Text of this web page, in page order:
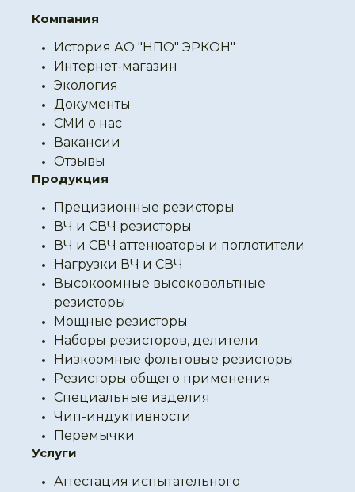
Компания
История АО "НПО" ЭРКОН"
Интернет-магазин
Экология
Документы
СМИ о нас
Вакансии
Отзывы
Продукция
Прецизионные резисторы
ВЧ и СВЧ резисторы
ВЧ и СВЧ аттенюаторы и поглотители
Нагрузки ВЧ и СВЧ
Высокоомные высоковольтные
резисторы
Мощные резисторы
Наборы резисторов, делители
Низкоомные фольговые резисторы
Резисторы общего применения
Специальные изделия
Чип-индуктивности
Перемычки
Услуги
Аттестация испытательного